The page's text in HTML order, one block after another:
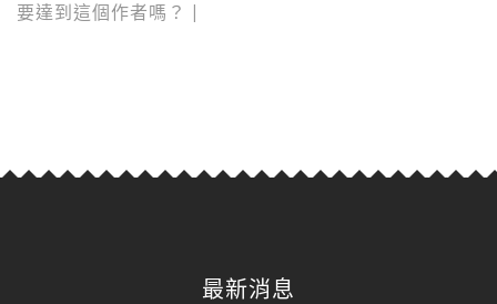
要達到這個作者嗎？
最新消息